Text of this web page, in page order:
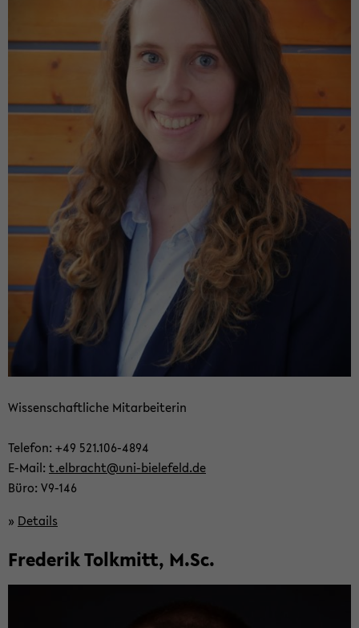
Wis­sen­schaft­li­che Mit­ar­bei­te­rin
Te­le­fon: +49 521.106-​4894
E-​Mail: t.el­bracht@uni-​bielefeld.de
Büro: V9-​146
» De­tails
Fre­de­rik Tolk­mitt, M.Sc.